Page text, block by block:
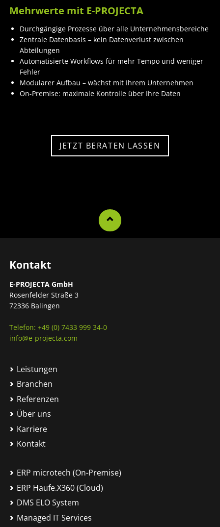
Mehrwerte mit E-PROJECTA
Durchgängige Prozesse über alle Unternehmensbereiche
Zentrale Datenbasis – kein Datenverlust zwischen
Abteilungen
Automatisierte Workflows für mehr Tempo und weniger
Fehler
Modularer Aufbau – wächst mit Ihrem Unternehmen
On-Premise: maximale Kontrolle über Ihre Daten
JETZT BERATEN LASSEN
Kontakt
E-PROJECTA GmbH
Rosenfelder Straße 3
72336 Balingen
Telefon: +49 (0) 7433 999 34-0
info@e-projecta.com
Leistungen
Branchen
Referenzen
Über uns
Karriere
Kontakt
ERP microtech (On-Premise)
ERP Haufe.X360 (Cloud)
DMS ELO System
Managed IT Services